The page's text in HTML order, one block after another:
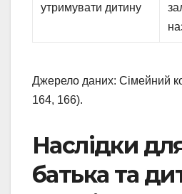
утримувати дитину
Джерело даних: Сімейний
164, 166).
Наслідки
батька та